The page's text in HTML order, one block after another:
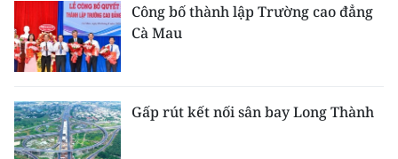
Công bố thành lập Trường cao đẳng
Cà Mau
Gấp rút kết nối sân bay Long Thành